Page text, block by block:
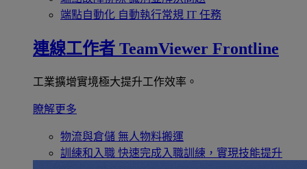
端點自動化 自動執行常規 IT 任務
連線工作者 TeamViewer Frontline
工業擴增實境極大提升工作效率。
瞭解更多
物流與倉儲 無人物料搬運
訓練和入職 快速完成入職訓練，實現技能提升